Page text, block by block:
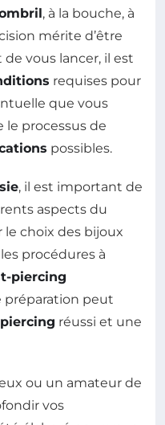
, à la bouche, à
mérite d’être
vous lancer, il est
requises pour
que vous
le processus de
possibles.
, il est important de
aspects du
choix des bijoux
procédures à
piercing
préparation peut
piercing réussi et une
ou un amateur de
vos